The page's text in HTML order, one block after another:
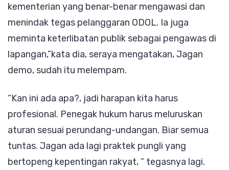
kementerian yang benar-benar mengawasi dan
menindak tegas pelanggaran ODOL. Ia juga
meminta keterlibatan publik sebagai pengawas di
lapangan,”kata dia, seraya mengatakan, Jagan
demo, sudah itu melempam.
“Kan ini ada apa?, jadi harapan kita harus
profesional. Penegak hukum harus meluruskan
aturan sesuai perundang-undangan. Biar semua
tuntas. Jagan ada lagi praktek pungli yang
bertopeng kepentingan rakyat, ” tegasnya lagi.